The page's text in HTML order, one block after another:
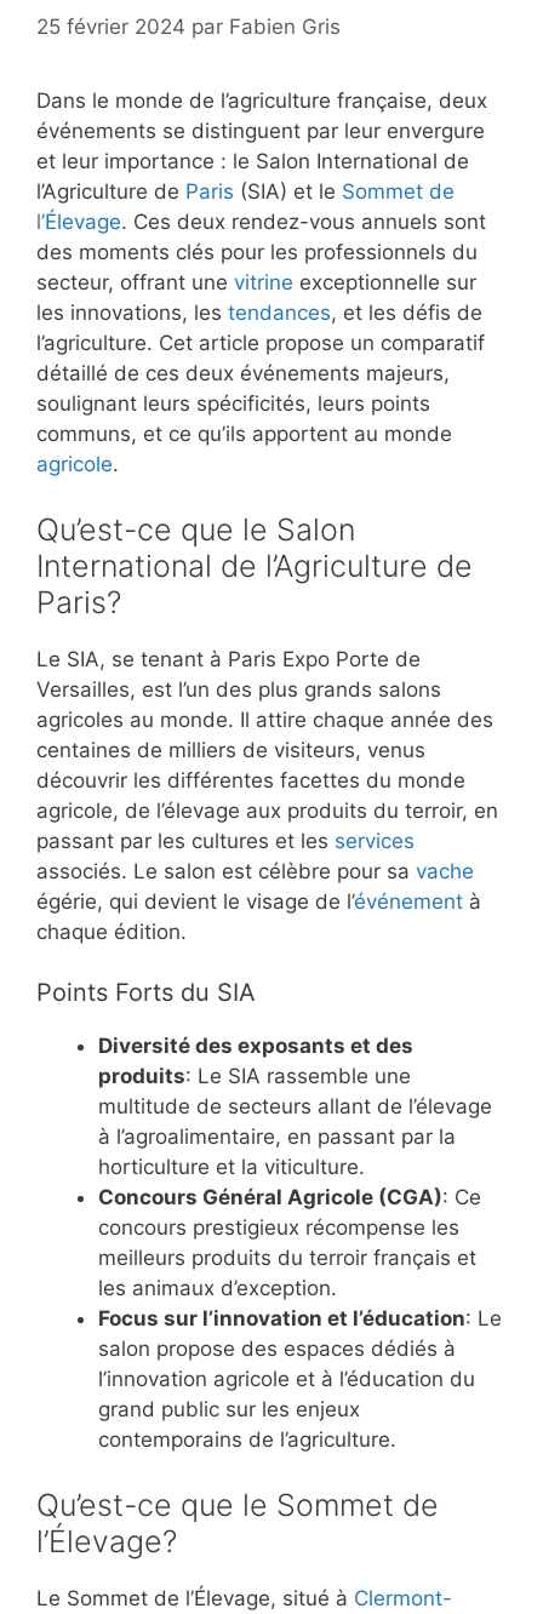
25 février 2024 par Fabien Gris
Dans le monde de l’agriculture française, deux
événements se distinguent par leur envergure
et leur importance : le Salon International de
l’Agriculture de Paris (SIA) et le Sommet de
l’Élevage. Ces deux rendez-vous annuels sont
des moments clés pour les professionnels du
secteur, offrant une vitrine exceptionnelle sur
les innovations, les tendances, et les défis de
l’agriculture. Cet article propose un comparatif
détaillé de ces deux événements majeurs,
soulignant leurs spécificités, leurs points
communs, et ce qu’ils apportent au monde
agricole.
Qu’est-ce que le Salon
International de l’Agriculture de
Paris?
Le SIA, se tenant à Paris Expo Porte de
Versailles, est l’un des plus grands salons
agricoles au monde. Il attire chaque année des
centaines de milliers de visiteurs, venus
découvrir les différentes facettes du monde
agricole, de l’élevage aux produits du terroir, en
passant par les cultures et les services
associés. Le salon est célèbre pour sa vache
égérie, qui devient le visage de l’événement à
chaque édition.
Points Forts du SIA
Diversité des exposants et des
produits: Le SIA rassemble une
multitude de secteurs allant de l’élevage
à l’agroalimentaire, en passant par la
horticulture et la viticulture.
Concours Général Agricole (CGA): Ce
concours prestigieux récompense les
meilleurs produits du terroir français et
les animaux d’exception.
Focus sur l’innovation et l’éducation: Le
salon propose des espaces dédiés à
l’innovation agricole et à l’éducation du
grand public sur les enjeux
contemporains de l’agriculture.
Qu’est-ce que le Sommet de
l’Élevage?
Le Sommet de l’Élevage, situé à Clermont-